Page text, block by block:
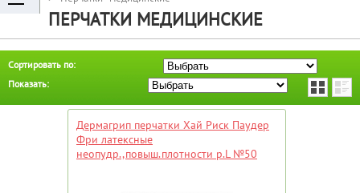
ПЕРЧАТКИ МЕДИЦИНСКИЕ
Сортировать по:
Показать:
Дермагрип перчатки Хай Риск Паудер
Фри латексные
неопудр.,повыш.плотности р.L №50